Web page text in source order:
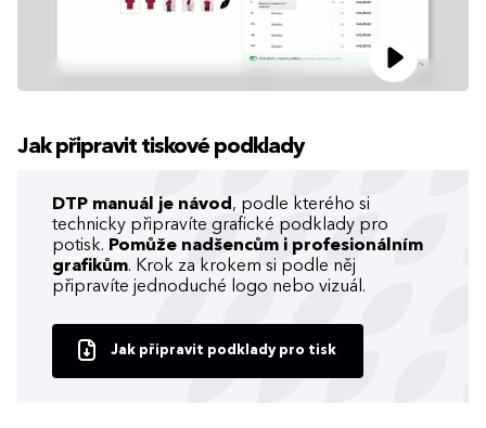
Jak připravit tiskové podklady
DTP manuál je návod , podle kterého si
technicky připravíte grafické podklady pro
potisk. Pomůže nadšencům i profesionálním
grafikům. Krok za krokem si podle něj
připravíte jednoduché logo nebo vizuál.
Jak připravit podklady pro tisk